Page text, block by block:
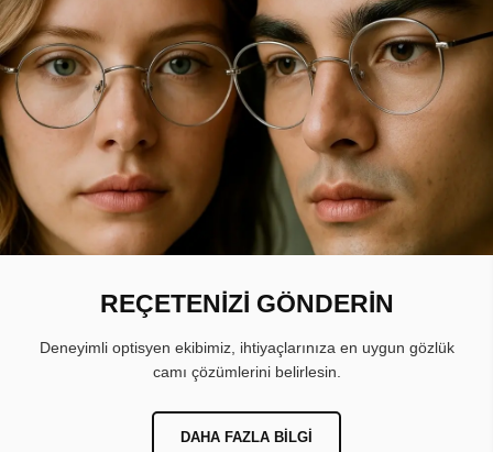
REÇETENİZİ GÖNDERİN
Deneyimli optisyen ekibimiz, ihtiyaçlarınıza en uygun gözlük
camı çözümlerini belirlesin.
DAHA FAZLA BILGI